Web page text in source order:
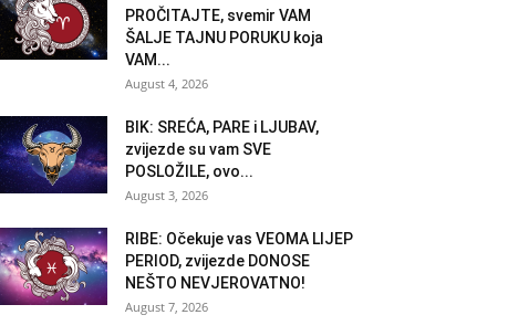
PROČITAJTE, svemir VAM
ŠALJE TAJNU PORUKU koja
VAM...
August 4, 2026
BIK: SREĆA, PARE i LJUBAV,
zvijezde su vam SVE
POSLOŽILE, ovo...
August 3, 2026
RIBE: Očekuje vas VEOMA LIJEP
PERIOD, zvijezde DONOSE
NEŠTO NEVJEROVATNO!
August 7, 2026